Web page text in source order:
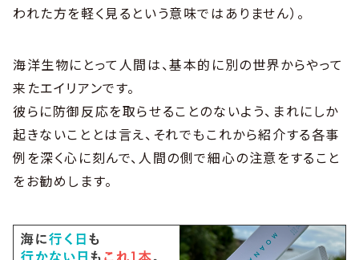
われた方を軽く見るという意味ではありません）。
海洋生物にとって人間は、基本的に別の世界からやって
来たエイリアンです。
彼らに防御反応を取らせることのないよう、まれにしか
起きないこととは言え、それでもこれから紹介する各事
例を深く心に刻んで、人間の側で細心の注意をすること
をお勧めします。